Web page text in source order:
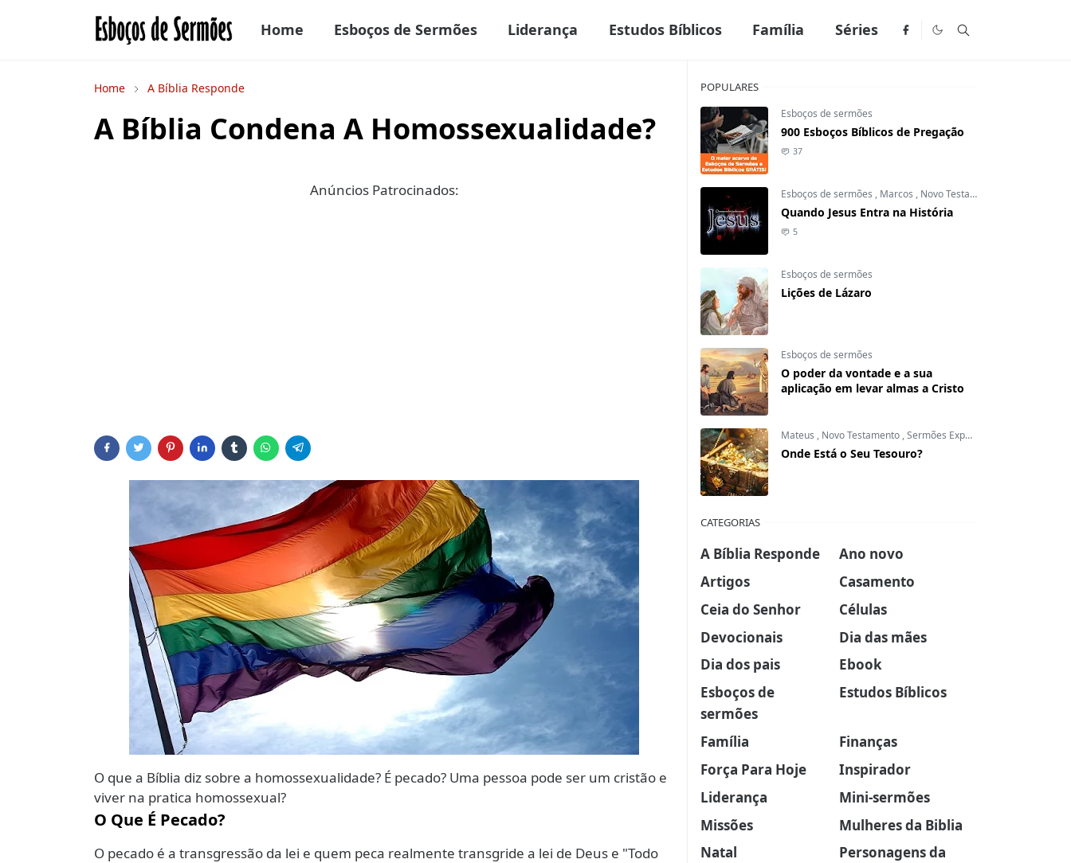
Home Esboços de Sermões Liderança Estudos Bíblicos Família Séries
Home A Bíblia Responde
A Bíblia Condena A Homossexualidade?
Anúncios Patrocinados:
O que a Bíblia diz sobre a homossexualidade? É pecado? Uma pessoa pode ser um cristão e
viver na pratica homossexual?
O Que É Pecado?
O pecado é a transgressão da lei e quem peca realmente transgride a lei de Deus e "Todo
POPULARES
Esboços de sermões
900 Esboços Bíblicos de Pregação
37
Esboços de sermões , Marcos , Novo Testamento
Quando Jesus Entra na História
5
Esboços de sermões
Lições de Lázaro
Esboços de sermões
O poder da vontade e a sua
aplicação em levar almas a Cristo
Mateus , Novo Testamento ,Sermões Expositivos
Onde Está o Seu Tesouro?
CATEGORIAS
A Bíblia Responde
Ano novo
Artigos
Casamento
Ceia do Senhor
Células
Devocionais
Dia das mães
Dia dos pais
Ebook
Esboços de
sermões
Estudos Bíblicos
Família
Finanças
Força Para Hoje
Inspirador
Liderança
Mini-sermões
Missões
Mulheres da Biblia
Natal
Personagens da